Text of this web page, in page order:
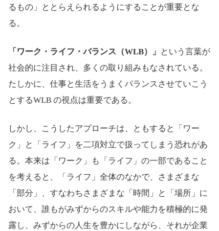
るもの」ととらえられるようにすることが重要とな
る。
「ワーク・ライフ・バランス（WLB）」
という言葉が
社会的に注目され、多くの取り組みもなされている。
たしかに、仕事と生活をうまくバランスさせていこう
とするWLB の視点は重要である。
しかし、こうしたアプローチは、ともすると「ワー
ク」と「ライフ」を二項対立で扱ってしまう恐れがあ
る。本来は「ワーク」も「ライフ」の一部であること
を考えると、「ライフ」全体のなかで、さまざまな
「部分」、すなわちさまざまな「時間」と「場所」に
おいて、誰もがみずからのスキルや能力を積極的に発
露し、みずからの人生を豊かにしながら、それが企業